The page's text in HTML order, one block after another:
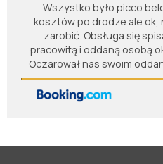
Wszystko było picco
kosztów po drodze ale
zarobić. Obsługa się
pracowitą i oddaną osobą
Oczarował nas swoim